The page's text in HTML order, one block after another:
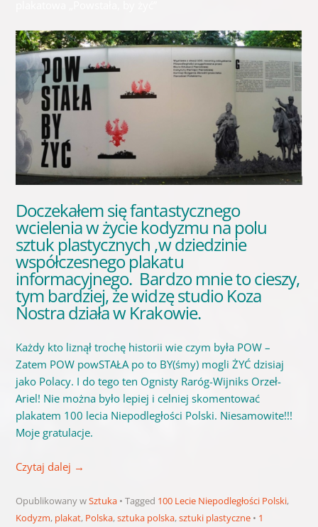
Doczekałem się fantastycznego
wcielenia w życie kodyzmu na polu
sztuk plastycznych ,w dziedzinie
współczesnego plakatu
informacyjnego. Bardzo mnie to cieszy,
tym bardziej, że widzę studio Koza
Nostra działa w Krakowie.
Każdy kto liznął trochę historii wie czym była POW–
Zatem POW powSTAŁA po to BY(śmy) mogli ŻYĆ dzisiaj
jako Polacy. I do tego ten Ognisty Raróg-Wijniks Orzeł-
Ariel! Nie można było lepiej i celniej skomentować
plakatem 100 lecia Niepodległości Polski. Niesamowite!!!
Moje gratulacje.
Czytaj dalej →
Opublikowany wSztuka Tagged 100 Lecie Niepodległości Polski,
Kodyzm, plakat, Polska,sztuka polska,sztuki plastyczne
1